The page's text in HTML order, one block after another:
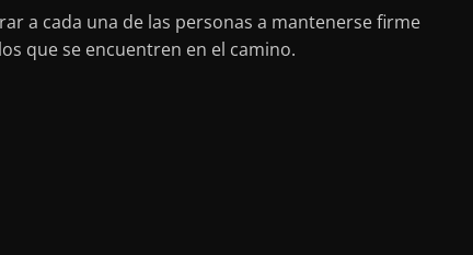
a cada una de las personas a mantenerse firme
que se encuentren en el camino.